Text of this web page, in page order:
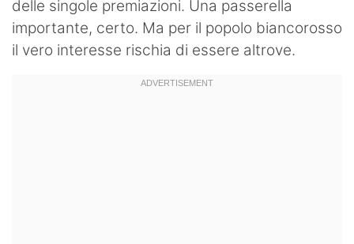
delle singole premiazioni. Una passerella
importante, certo. Ma per il popolo biancorosso
il vero interesse rischia di essere altrove.